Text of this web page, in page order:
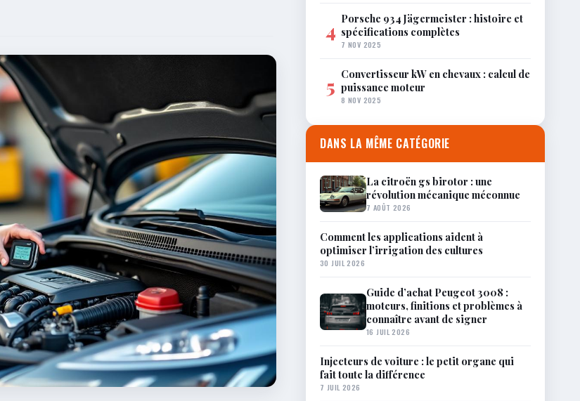
4 Porsche 934 Jägermeister : histoire et
spécifications complètes
7 NOV 2025
5 Convertisseur kW en chevaux : calcul de
puissance moteur
8 NOV 2025
DANS LA MÊME CATÉGORIE
La citroën gs birotor : une
révolution mécanique méconnue
7 AOÛT 2026
Comment les applications aident à
optimiser l’irrigation des cultures
30 JUIL 2026
Guide d’achat Peugeot 3008 :
moteurs, finitions et problèmes à
connaître avant de signer
16 JUIL 2026
Injecteurs de voiture : le petit organe qui
fait toute la différence
7 JUIL 2026